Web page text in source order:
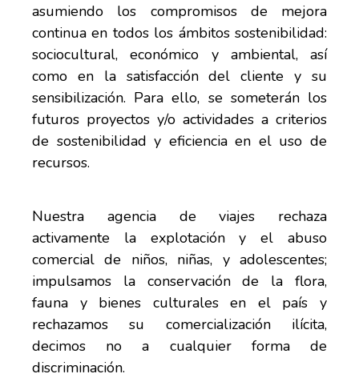
asumiendo los compromisos de mejora
continua en todos los ámbitos sostenibilidad:
sociocultural, económico y ambiental, así
como en la satisfacción del cliente y su
sensibilización. Para ello, se someterán los
futuros proyectos y/o actividades a criterios
de sostenibilidad y eficiencia en el uso de
recursos.
Nuestra agencia de viajes rechaza
activamente la explotación y el abuso
comercial de niños, niñas, y adolescentes;
impulsamos la conservación de la flora,
fauna y bienes culturales en el país y
rechazamos su comercialización ilícita,
decimos no a cualquier forma de
discriminación.